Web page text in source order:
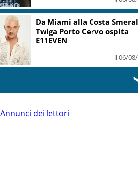
Da Miami alla Costa
Twiga Porto Cervo ospita
E11EVEN
il 06/